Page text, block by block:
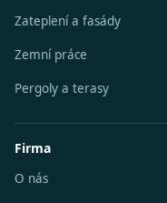
Zateplení a fasády
Zemní práce
Pergoly a terasy
Firma
O nás